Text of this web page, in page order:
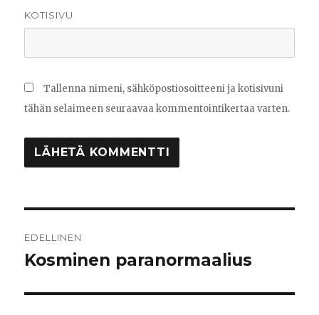
KOTISIVU
Tallenna nimeni, sähköpostiosoitteeni ja kotisivuni
tähän selaimeen seuraavaa kommentointikertaa varten.
selaus
EDELLINEN
Edellinen
Kosminen paranormaalius